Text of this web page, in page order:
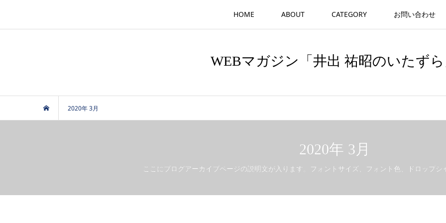
HOME ABOUT CATEGORY お問い合わせ
WEBマガジン「井出 祐昭のいたずら
2020年 3月
2020年 3月
ここにブログアーカイブページの説明文が入ります。フォントサイズ、フォント色、ドロップシ